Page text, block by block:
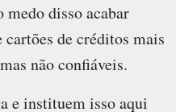
medo disso acabar
cartões de créditos mais
não confiáveis.
e instituem isso aqui